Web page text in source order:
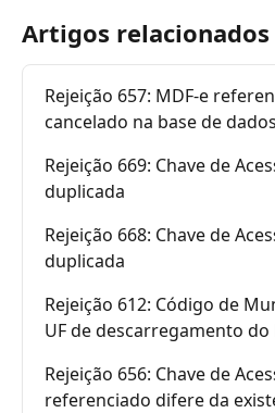
Artigos relacionados
Rejeição 657: MDF-e
cancelado na base de
Rejeição 669: Chave de
duplicada
Rejeição 668: Chave de
duplicada
Rejeição 612: Código de
UF de descarregamento do
Rejeição 656: Chave de
referenciado difere da